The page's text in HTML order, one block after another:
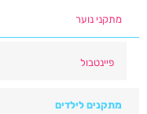
מתקני נוער
פיינטבול
מתקנים לילדים